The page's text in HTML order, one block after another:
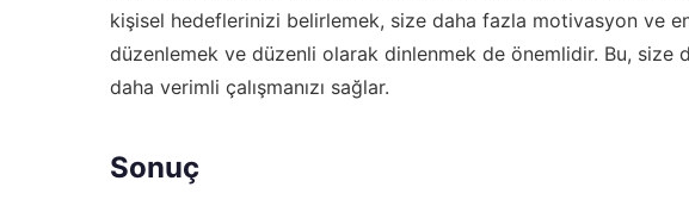
kişisel hedeflerinizi belirlemek, size daha fazla motivasyon ve
düzenlemek ve düzenli olarak dinlenmek de önemlidir. Bu, size
daha verimli çalışmanızı sağlar.
Sonuç